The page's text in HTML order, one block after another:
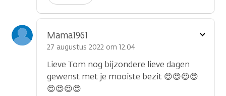
Mama1961
27 augustus 2022 om 12.04
Lieve Tom nog bijzondere lieve dagen
gewenst met je mooiste bezit 😍😍😍😍
😍😍😍😍
Toon